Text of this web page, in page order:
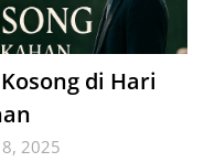
di Hari
2025